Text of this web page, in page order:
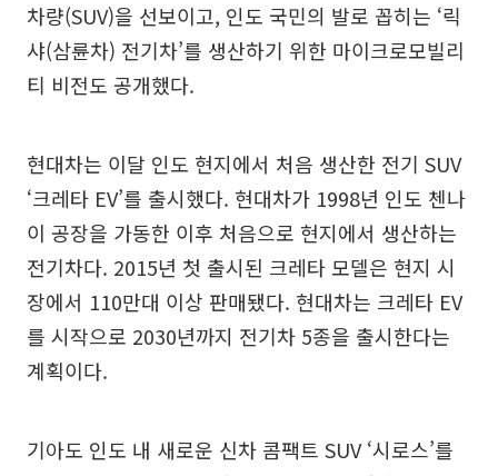
차량(SUV)을 선보이고, 인도 국민의 발로 꼽히는 ‘릭
샤(삼륜차) 전기차’를 생산하기 위한 마이크로모빌리
티 비전도 공개했다.
현대차는 이달 인도 현지에서 처음 생산한 전기 SUV
‘크레타 EV’를 출시했다. 현대차가 1998년 인도 첸나
이 공장을 가동한 이후 처음으로 현지에서 생산하는
전기차다. 2015년 첫 출시된 크레타 모델은 현지 시
장에서 110만대 이상 판매됐다. 현대차는 크레타 EV
를 시작으로 2030년까지 전기차 5종을 출시한다는
계획이다.
기아도 인도 내 새로운 신차 콤팩트 SUV ‘시로스’를